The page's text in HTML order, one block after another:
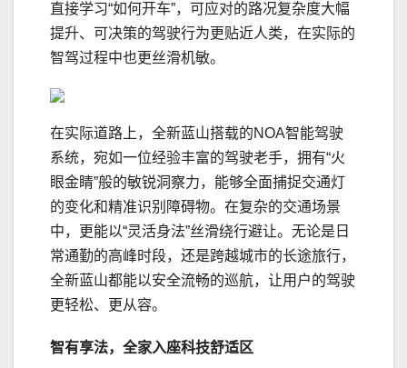
直接学习“如何开车”，可应对的路况复杂度大幅
提升、可决策的驾驶行为更贴近人类，在实际的
智驾过程中也更丝滑机敏。
在实际道路上，全新蓝山搭载的NOA智能驾驶
系统，宛如一位经验丰富的驾驶老手，拥有“火
眼金睛”般的敏锐洞察力，能够全面捕捉交通灯
的变化和精准识别障碍物。在复杂的交通场景
中，更能以“灵活身法”丝滑绕行避让。无论是日
常通勤的高峰时段，还是跨越城市的长途旅行，
全新蓝山都能以安全流畅的巡航，让用户的驾驶
更轻松、更从容。
智有享法， 全家入座科技舒适区